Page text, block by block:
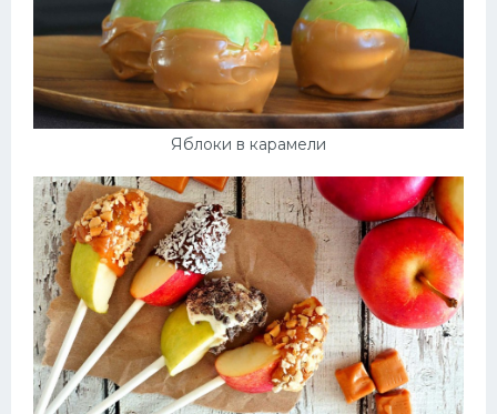
Яблоки в карамели